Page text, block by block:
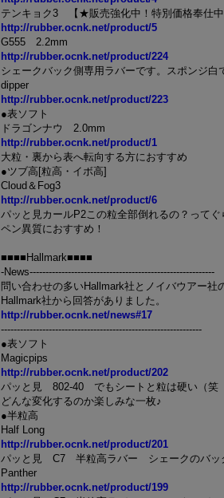
テンキョク3 【★販売強化中！特別価格奉仕中
http://rubber.ocnk.net/product/5
G555 2.2mm
http://rubber.ocnk.net/product/224
シェークバック側専用ラバーです。スポンジ白
dipper
http://rubber.ocnk.net/product/223
●表ソフト
ドラゴンナウ 2.0mm
http://rubber.ocnk.net/product/1
大粒・裏から表へ転向する方におすすめ
●ツブ高[粒高・イボ高]
Cloud＆Fog3
http://rubber.ocnk.net/product/6
パッと見カールP2この粒全部倒れるの？ってぐ
ペン異質におすすめ！
■■■■Hallmark■■■■
-News----------------------------------------------------------
問い合わせの多いHallmark社とノイバウアー社
Hallmark社から回答がありました。
http://rubber.ocnk.net/news#17
---------------------------------------------------------------
●表ソフト
Magicpips
http://rubber.ocnk.net/product/202
パッと見 802-40 でもシートと粒は硬い（笑
どんな変化するのか楽しみな一枚♪
●半粒高
Half Long
http://rubber.ocnk.net/product/201
パッと見 C7 半粒高ラバー シェークのバッ
Panther
http://rubber.ocnk.net/product/199